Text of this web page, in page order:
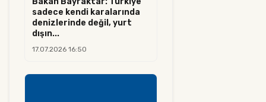
sadece kendi karalarında
denizlerinde değil, yurt
dışın...
17.07.2026 16:50